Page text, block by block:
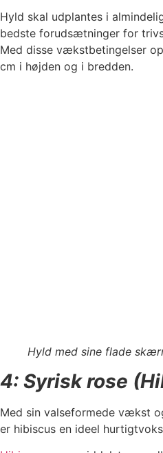
Hyld skal udplantes i
bedste forudsætninger for
Med disse vækstbetingelser
cm i højden og i bredden.
Hyld med sine flade
4: Syrisk rose
Med sin valseformede vækst
er hibiscus en ideel